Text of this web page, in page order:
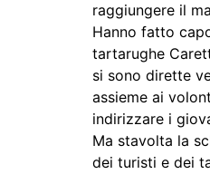
raggiungere il
Hanno fatto
tartarughe
si sono dirette
assieme ai
indirizzare i
Ma stavolta la
dei turisti e dei